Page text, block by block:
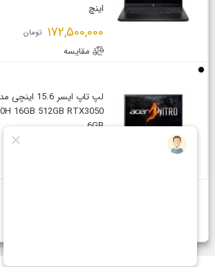
اینچ
مقایسه
172,500,000 تومان
16GB 512GB RTX3050
6GB